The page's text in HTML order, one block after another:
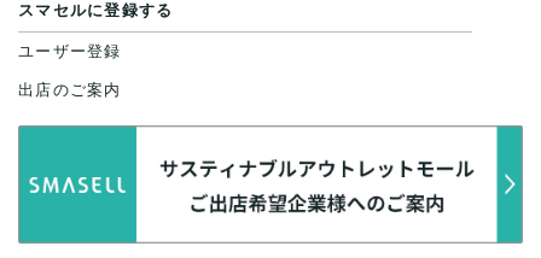
スマセルに登録する
ユーザー登録
出店のご案内